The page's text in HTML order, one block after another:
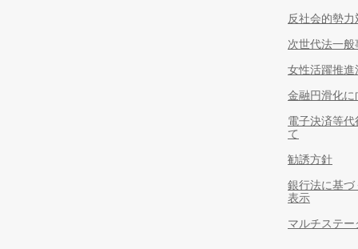
反社会的勢
次世代法一
女性活躍推
金融円滑化
電子決済等
て
勧誘方針
銀行法に基
表示
マルチステ